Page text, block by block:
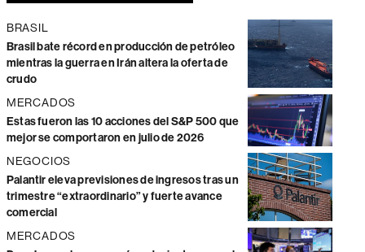
BRASIL
Brasil bate récord en producción de petróleo
mientras la guerra en Irán altera la oferta de
crudo
MERCADOS
Estas fueron las 10 acciones del S&P 500 que
mejor se comportaron en julio de 2026
NEGOCIOS
Palantir eleva previsiones de ingresos tras un
trimestre “extraordinario” y fuerte avance
comercial
MERCADOS